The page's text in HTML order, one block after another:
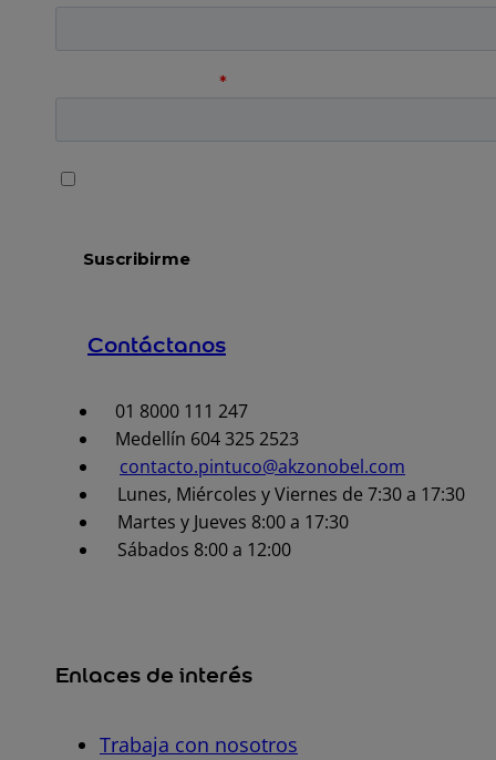
Contáctanos
01 8000 111 247
Medellín 604 325 2523
contacto.pintuco@akzonobel.com
Lunes, Miércoles y Viernes de 7:30 a 17:30
Martes y Jueves 8:00 a 17:30
Sábados 8:00 a 12:00
Enlaces de interés
Trabaja con nosotros